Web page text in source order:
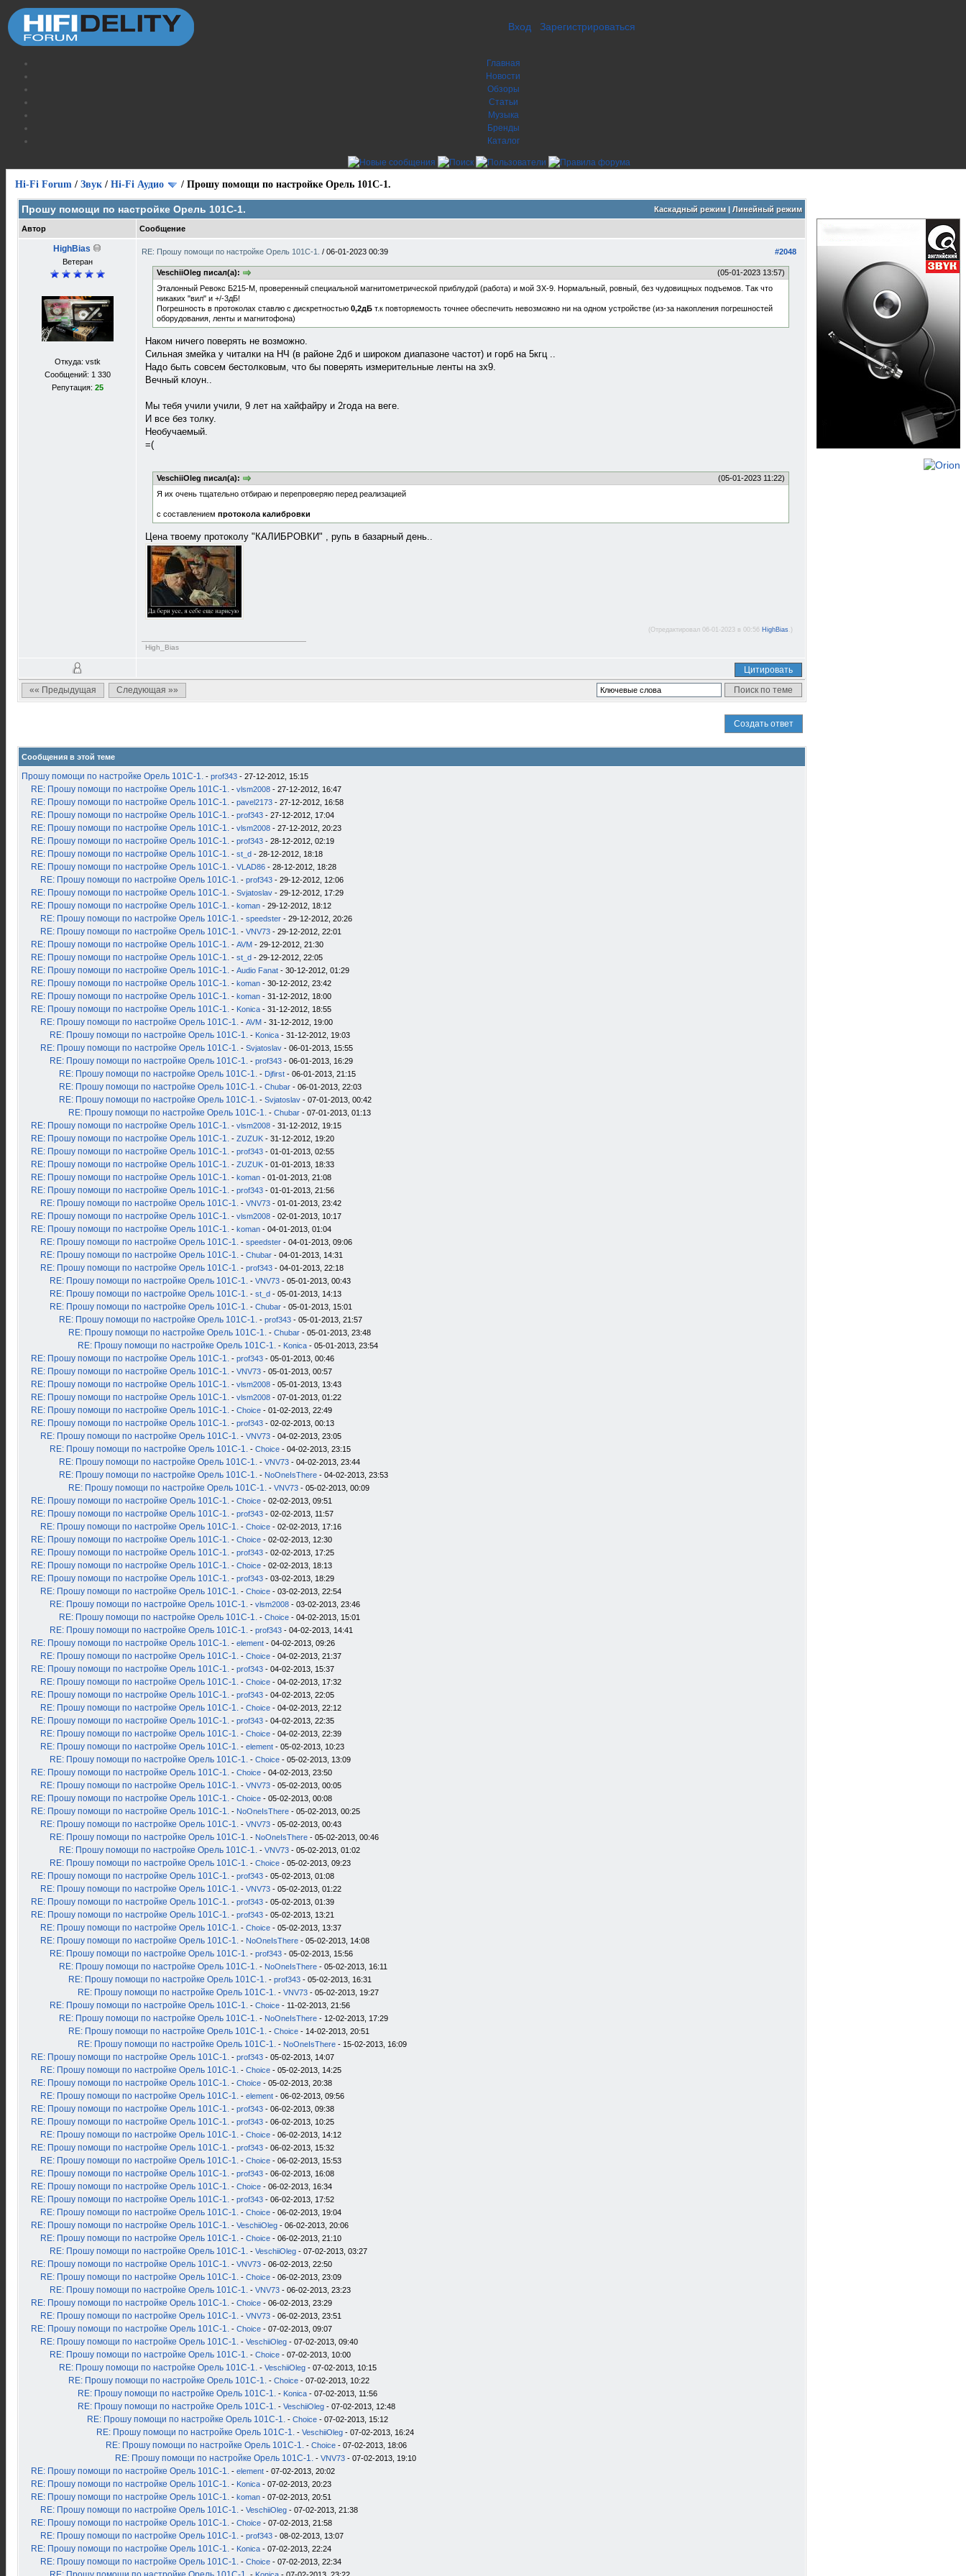
Вход Зарегистрироваться
Главная
Новости
Обзоры
Статьи
Музыка
Бренды
Каталог
Hi-Fi Forum / Звук / Hi-Fi Аудио / Прошу помощи по настройке Орель 101С-1.
Каскадный режим| Линейный режим
Прошу помощи по настройке Орель 101С-1.
Автор Сообщение
HighBias
Ветеран
Откуда: vstk
Сообщений: 1 330
Репутация: 25
#2048
RE: Прошу помощи по настройке Орель 101С-1. / 06-01-2023 00:39
(05-01-2023 13:57)
VeschiiOleg писал(а):
Эталонный Pевокс Б215-М, проверенный специальной магнитометрической приблудой (работа) и мой ЗХ-9. Нормальный, ровный, без чудовищных подъемов. Так что
никаких "вил" и +/-3дБ!
Погрешность в протоколах ставлю с дискретностью 0,2дБ т.к повторяемость точнее обеспечить невозможно ни на одном устройстве (из-за накопления погрешностей
оборудования, ленты и магнитофона)
Наком ничего поверять не возможно.
Сильная змейка у читалки на НЧ (в районе 2дб и широком диапазоне частот) и горб на 5кгц ..
Надо быть совсем бестолковым, что бы поверять измерительные ленты на зх9.
Вечный клоун..
Мы тебя учили учили, 9 лет на хайфайру и 2года на веге.
И все без толку.
Необучаемый.
=(
(05-01-2023 11:22)
VeschiiOleg писал(а):
Я их очень тщательно отбираю и перепроверяю перед реализацией
с составлением протокола калибровки
Цена твоему протоколу "КАЛИБРОВКИ" , рупь в базарный день..
(Отредактировал 06-01-2023 в 00:56 HighBias.)
High_Bias
Цитировать
«« Предыдущая
Следующая »»
Создать ответ
Сообщения в этой теме
Прошу помощи по настройке Орель 101С-1. - prof343 - 27-12-2012, 15:15
RE: Прошу помощи по настройке Орель 101С-1. - vlsm2008 - 27-12-2012, 16:47
RE: Прошу помощи по настройке Орель 101С-1. - pavel2173 - 27-12-2012, 16:58
RE: Прошу помощи по настройке Орель 101С-1. - prof343 - 27-12-2012, 17:04
RE: Прошу помощи по настройке Орель 101С-1. - vlsm2008 - 27-12-2012, 20:23
RE: Прошу помощи по настройке Орель 101С-1. - prof343 - 28-12-2012, 02:19
RE: Прошу помощи по настройке Орель 101С-1. - st_d - 28-12-2012, 18:18
RE: Прошу помощи по настройке Орель 101С-1. - VLAD86 - 28-12-2012, 18:28
RE: Прошу помощи по настройке Орель 101С-1. - prof343 - 29-12-2012, 12:06
RE: Прошу помощи по настройке Орель 101С-1. - Svjatoslav - 29-12-2012, 17:29
RE: Прошу помощи по настройке Орель 101С-1. - koman - 29-12-2012, 18:12
RE: Прошу помощи по настройке Орель 101С-1. - speedster - 29-12-2012, 20:26
RE: Прошу помощи по настройке Орель 101С-1. - VNV73 - 29-12-2012, 22:01
RE: Прошу помощи по настройке Орель 101С-1. - AVM - 29-12-2012, 21:30
RE: Прошу помощи по настройке Орель 101С-1. - st_d - 29-12-2012, 22:05
RE: Прошу помощи по настройке Орель 101С-1. - Audio Fanat - 30-12-2012, 01:29
RE: Прошу помощи по настройке Орель 101С-1. - koman - 30-12-2012, 23:42
RE: Прошу помощи по настройке Орель 101С-1. - koman - 31-12-2012, 18:00
RE: Прошу помощи по настройке Орель 101С-1. - Konica - 31-12-2012, 18:55
RE: Прошу помощи по настройке Орель 101С-1. - AVM - 31-12-2012, 19:00
RE: Прошу помощи по настройке Орель 101С-1. - Konica - 31-12-2012, 19:03
RE: Прошу помощи по настройке Орель 101С-1. - Svjatoslav - 06-01-2013, 15:55
RE: Прошу помощи по настройке Орель 101С-1. - prof343 - 06-01-2013, 16:29
RE: Прошу помощи по настройке Орель 101С-1. - Djfirst - 06-01-2013, 21:15
RE: Прошу помощи по настройке Орель 101С-1. - Chubar - 06-01-2013, 22:03
RE: Прошу помощи по настройке Орель 101С-1. - Svjatoslav - 07-01-2013, 00:42
RE: Прошу помощи по настройке Орель 101С-1. - Chubar - 07-01-2013, 01:13
RE: Прошу помощи по настройке Орель 101С-1. - vlsm2008 - 31-12-2012, 19:15
RE: Прошу помощи по настройке Орель 101С-1. - ZUZUK - 31-12-2012, 19:20
RE: Прошу помощи по настройке Орель 101С-1. - prof343 - 01-01-2013, 02:55
RE: Прошу помощи по настройке Орель 101С-1. - ZUZUK - 01-01-2013, 18:33
RE: Прошу помощи по настройке Орель 101С-1. - koman - 01-01-2013, 21:08
RE: Прошу помощи по настройке Орель 101С-1. - prof343 - 01-01-2013, 21:56
RE: Прошу помощи по настройке Орель 101С-1. - VNV73 - 01-01-2013, 23:42
RE: Прошу помощи по настройке Орель 101С-1. - vlsm2008 - 02-01-2013, 10:17
RE: Прошу помощи по настройке Орель 101С-1. - koman - 04-01-2013, 01:04
RE: Прошу помощи по настройке Орель 101С-1. - speedster - 04-01-2013, 09:06
RE: Прошу помощи по настройке Орель 101С-1. - Chubar - 04-01-2013, 14:31
RE: Прошу помощи по настройке Орель 101С-1. - prof343 - 04-01-2013, 22:18
RE: Прошу помощи по настройке Орель 101С-1. - VNV73 - 05-01-2013, 00:43
RE: Прошу помощи по настройке Орель 101С-1. - st_d - 05-01-2013, 14:13
RE: Прошу помощи по настройке Орель 101С-1. - Chubar - 05-01-2013, 15:01
RE: Прошу помощи по настройке Орель 101С-1. - prof343 - 05-01-2013, 21:57
RE: Прошу помощи по настройке Орель 101С-1. - Chubar - 05-01-2013, 23:48
RE: Прошу помощи по настройке Орель 101С-1. - Konica - 05-01-2013, 23:54
RE: Прошу помощи по настройке Орель 101С-1. - prof343 - 05-01-2013, 00:46
RE: Прошу помощи по настройке Орель 101С-1. - VNV73 - 05-01-2013, 00:57
RE: Прошу помощи по настройке Орель 101С-1. - vlsm2008 - 05-01-2013, 13:43
RE: Прошу помощи по настройке Орель 101С-1. - vlsm2008 - 07-01-2013, 01:22
RE: Прошу помощи по настройке Орель 101С-1. - Choice - 01-02-2013, 22:49
RE: Прошу помощи по настройке Орель 101С-1. - prof343 - 02-02-2013, 00:13
RE: Прошу помощи по настройке Орель 101С-1. - VNV73 - 04-02-2013, 23:05
RE: Прошу помощи по настройке Орель 101С-1. - Choice - 04-02-2013, 23:15
RE: Прошу помощи по настройке Орель 101С-1. - VNV73 - 04-02-2013, 23:44
RE: Прошу помощи по настройке Орель 101С-1. - NoOneIsThere - 04-02-2013, 23:53
RE: Прошу помощи по настройке Орель 101С-1. - VNV73 - 05-02-2013, 00:09
RE: Прошу помощи по настройке Орель 101С-1. - Choice - 02-02-2013, 09:51
RE: Прошу помощи по настройке Орель 101С-1. - prof343 - 02-02-2013, 11:57
RE: Прошу помощи по настройке Орель 101С-1. - Choice - 02-02-2013, 17:16
RE: Прошу помощи по настройке Орель 101С-1. - Choice - 02-02-2013, 12:30
RE: Прошу помощи по настройке Орель 101С-1. - prof343 - 02-02-2013, 17:25
RE: Прошу помощи по настройке Орель 101С-1. - Choice - 02-02-2013, 18:13
RE: Прошу помощи по настройке Орель 101С-1. - prof343 - 03-02-2013, 18:29
RE: Прошу помощи по настройке Орель 101С-1. - Choice - 03-02-2013, 22:54
RE: Прошу помощи по настройке Орель 101С-1. - vlsm2008 - 03-02-2013, 23:46
RE: Прошу помощи по настройке Орель 101С-1. - Choice - 04-02-2013, 15:01
RE: Прошу помощи по настройке Орель 101С-1. - prof343 - 04-02-2013, 14:41
RE: Прошу помощи по настройке Орель 101С-1. - element - 04-02-2013, 09:26
RE: Прошу помощи по настройке Орель 101С-1. - Choice - 04-02-2013, 21:37
RE: Прошу помощи по настройке Орель 101С-1. - prof343 - 04-02-2013, 15:37
RE: Прошу помощи по настройке Орель 101С-1. - Choice - 04-02-2013, 17:32
RE: Прошу помощи по настройке Орель 101С-1. - prof343 - 04-02-2013, 22:05
RE: Прошу помощи по настройке Орель 101С-1. - Choice - 04-02-2013, 22:12
RE: Прошу помощи по настройке Орель 101С-1. - prof343 - 04-02-2013, 22:35
RE: Прошу помощи по настройке Орель 101С-1. - Choice - 04-02-2013, 22:39
RE: Прошу помощи по настройке Орель 101С-1. - element - 05-02-2013, 10:23
RE: Прошу помощи по настройке Орель 101С-1. - Choice - 05-02-2013, 13:09
RE: Прошу помощи по настройке Орель 101С-1. - Choice - 04-02-2013, 23:50
RE: Прошу помощи по настройке Орель 101С-1. - VNV73 - 05-02-2013, 00:05
RE: Прошу помощи по настройке Орель 101С-1. - Choice - 05-02-2013, 00:08
RE: Прошу помощи по настройке Орель 101С-1. - NoOneIsThere - 05-02-2013, 00:25
RE: Прошу помощи по настройке Орель 101С-1. - VNV73 - 05-02-2013, 00:43
RE: Прошу помощи по настройке Орель 101С-1. - NoOneIsThere - 05-02-2013, 00:46
RE: Прошу помощи по настройке Орель 101С-1. - VNV73 - 05-02-2013, 01:02
RE: Прошу помощи по настройке Орель 101С-1. - Choice - 05-02-2013, 09:23
RE: Прошу помощи по настройке Орель 101С-1. - prof343 - 05-02-2013, 01:08
RE: Прошу помощи по настройке Орель 101С-1. - VNV73 - 05-02-2013, 01:22
RE: Прошу помощи по настройке Орель 101С-1. - prof343 - 05-02-2013, 01:39
RE: Прошу помощи по настройке Орель 101С-1. - prof343 - 05-02-2013, 13:21
RE: Прошу помощи по настройке Орель 101С-1. - Choice - 05-02-2013, 13:37
RE: Прошу помощи по настройке Орель 101С-1. - NoOneIsThere - 05-02-2013, 14:08
RE: Прошу помощи по настройке Орель 101С-1. - prof343 - 05-02-2013, 15:56
RE: Прошу помощи по настройке Орель 101С-1. - NoOneIsThere - 05-02-2013, 16:11
RE: Прошу помощи по настройке Орель 101С-1. - prof343 - 05-02-2013, 16:31
RE: Прошу помощи по настройке Орель 101С-1. - VNV73 - 05-02-2013, 19:27
RE: Прошу помощи по настройке Орель 101С-1. - Choice - 11-02-2013, 21:56
RE: Прошу помощи по настройке Орель 101С-1. - NoOneIsThere - 12-02-2013, 17:29
RE: Прошу помощи по настройке Орель 101С-1. - Choice - 14-02-2013, 20:51
RE: Прошу помощи по настройке Орель 101С-1. - NoOneIsThere - 15-02-2013, 16:09
RE: Прошу помощи по настройке Орель 101С-1. - prof343 - 05-02-2013, 14:07
RE: Прошу помощи по настройке Орель 101С-1. - Choice - 05-02-2013, 14:25
RE: Прошу помощи по настройке Орель 101С-1. - Choice - 05-02-2013, 20:38
RE: Прошу помощи по настройке Орель 101С-1. - element - 06-02-2013, 09:56
RE: Прошу помощи по настройке Орель 101С-1. - prof343 - 06-02-2013, 09:38
RE: Прошу помощи по настройке Орель 101С-1. - prof343 - 06-02-2013, 10:25
RE: Прошу помощи по настройке Орель 101С-1. - Choice - 06-02-2013, 14:12
RE: Прошу помощи по настройке Орель 101С-1. - prof343 - 06-02-2013, 15:32
RE: Прошу помощи по настройке Орель 101С-1. - Choice - 06-02-2013, 15:53
RE: Прошу помощи по настройке Орель 101С-1. - prof343 - 06-02-2013, 16:08
RE: Прошу помощи по настройке Орель 101С-1. - Choice - 06-02-2013, 16:34
RE: Прошу помощи по настройке Орель 101С-1. - prof343 - 06-02-2013, 17:52
RE: Прошу помощи по настройке Орель 101С-1. - Choice - 06-02-2013, 19:04
RE: Прошу помощи по настройке Орель 101С-1. - VeschiiOleg - 06-02-2013, 20:06
RE: Прошу помощи по настройке Орель 101С-1. - Choice - 06-02-2013, 21:10
RE: Прошу помощи по настройке Орель 101С-1. - VeschiiOleg - 07-02-2013, 03:27
RE: Прошу помощи по настройке Орель 101С-1. - VNV73 - 06-02-2013, 22:50
RE: Прошу помощи по настройке Орель 101С-1. - Choice - 06-02-2013, 23:09
RE: Прошу помощи по настройке Орель 101С-1. - VNV73 - 06-02-2013, 23:23
RE: Прошу помощи по настройке Орель 101С-1. - Choice - 06-02-2013, 23:29
RE: Прошу помощи по настройке Орель 101С-1. - VNV73 - 06-02-2013, 23:51
RE: Прошу помощи по настройке Орель 101С-1. - Choice - 07-02-2013, 09:07
RE: Прошу помощи по настройке Орель 101С-1. - VeschiiOleg - 07-02-2013, 09:40
RE: Прошу помощи по настройке Орель 101С-1. - Choice - 07-02-2013, 10:00
RE: Прошу помощи по настройке Орель 101С-1. - VeschiiOleg - 07-02-2013, 10:15
RE: Прошу помощи по настройке Орель 101С-1. - Choice - 07-02-2013, 10:22
RE: Прошу помощи по настройке Орель 101С-1. - Konica - 07-02-2013, 11:56
RE: Прошу помощи по настройке Орель 101С-1. - VeschiiOleg - 07-02-2013, 12:48
RE: Прошу помощи по настройке Орель 101С-1. - Choice - 07-02-2013, 15:12
RE: Прошу помощи по настройке Орель 101С-1. - VeschiiOleg - 07-02-2013, 16:24
RE: Прошу помощи по настройке Орель 101С-1. - Choice - 07-02-2013, 18:06
RE: Прошу помощи по настройке Орель 101С-1. - VNV73 - 07-02-2013, 19:10
RE: Прошу помощи по настройке Орель 101С-1. - element - 07-02-2013, 20:02
RE: Прошу помощи по настройке Орель 101С-1. - Konica - 07-02-2013, 20:23
RE: Прошу помощи по настройке Орель 101С-1. - koman - 07-02-2013, 20:51
RE: Прошу помощи по настройке Орель 101С-1. - VeschiiOleg - 07-02-2013, 21:38
RE: Прошу помощи по настройке Орель 101С-1. - Choice - 07-02-2013, 21:58
RE: Прошу помощи по настройке Орель 101С-1. - prof343 - 08-02-2013, 13:07
RE: Прошу помощи по настройке Орель 101С-1. - Konica - 07-02-2013, 22:24
RE: Прошу помощи по настройке Орель 101С-1. - Choice - 07-02-2013, 22:34